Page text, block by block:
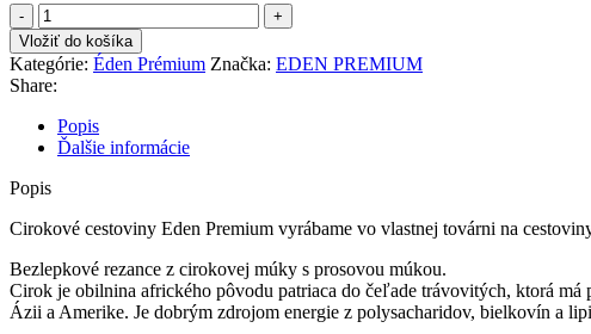
množstvo
EDEN
PREMIUM
CIROKOVÉ
REZANCE
-
200G
Vložiť do košíka
Kategórie: Éden Prémium Značka: EDEN PREMIUM
Share:
Popis
Ďalšie informácie
Popis
Cirokové cestoviny Eden Premium vyrábame vo vlastnej továrni na
Bezlepkové rezance z cirokovej múky s prosovou múkou.
Cirok je obilnina afrického pôvodu patriaca do čeľade trávovitých, ktorá
Ázii a Amerike. Je dobrým zdrojom energie z polysacharidov, bielkovín a